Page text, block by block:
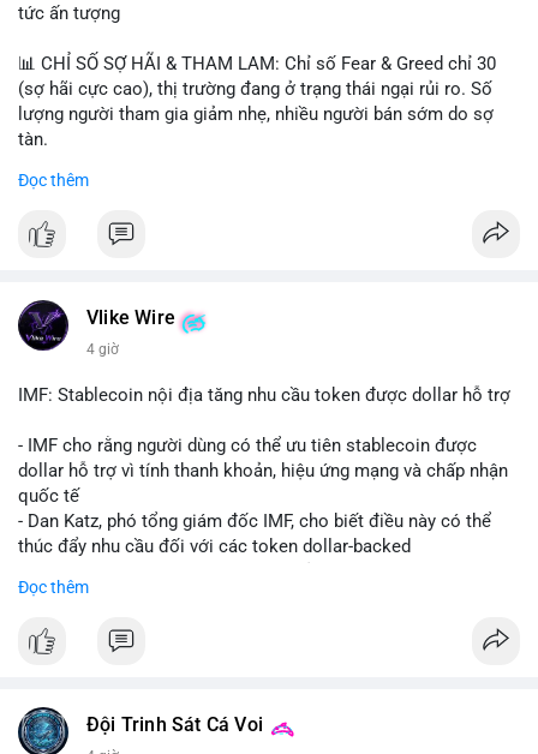
tức ấn tượng
📊 CHỈ SỐ SỢ HÃI & THAM LAM: Chỉ số Fear & Greed chỉ 30
(sợ hãi cực cao), thị trường đang ở trạng thái ngại rủi ro. Số
lượng người tham gia giảm nhẹ, nhiều người bán sớm do sợ
tàn.
📈 XU HƯỚNG TÌM KIẾM & THẢO LUẬN: Biconomy (BICO),
coin được tìm kiếm nhiều nhất. Chủ đề NFT (Pudgy Penguins),
💬 DÒNG CHẢY TIN TỨC & TRUYỀN THÔNG: Bàn tán trên
Binance Square tập trung vào lệnh kẹp, dự báo NVDA và Musk
luận về Clearity Act.
💡 NHẬN ĐỊNH & KHUYẾN NGHỊ: Tâm lý ngắn hạn vẫn tiêu
cực do sợ hãi, nhưng xu hướng coin nhỏ và tin tức AI/NVIDA
có thể tạo cơ hội mua sớm. Cần theo dõi sự thay đổi trong
chính sách crypto Mỹ.
Đọc thêm
Vlike Wire
4 giờ
IMF: Stablecoin nội địa tăng nhu cầu token được dollar hỗ trợ
- IMF cho rằng người dùng có thể ưu tiên stablecoin được
dollar hỗ trợ vì tính thanh khoản, hiệu ứng mạng và chấp nhận
quốc tế
- Dan Katz, phó tổng giám đốc IMF, cho biết điều này có thể
thúc đẩy nhu cầu đối với các token dollar-backed
triển stablecoin nội địa
$btc $eth
📰 Nguồn: Cointelegraph
Đọc thêm
Đội Trinh Sát Cá Voi